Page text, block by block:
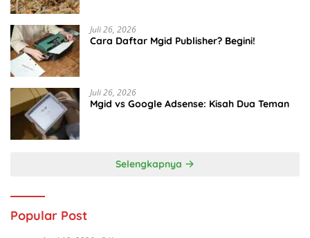
Juli 26, 2026
Cara Daftar Mgid Publisher? Begini!
Juli 26, 2026
Mgid vs Google Adsense: Kisah Dua Teman
Selengkapnya
Popular Post